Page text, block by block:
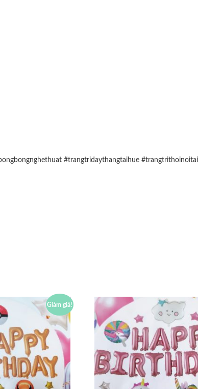
#trangtridaythangtaihue
Giảm giá!